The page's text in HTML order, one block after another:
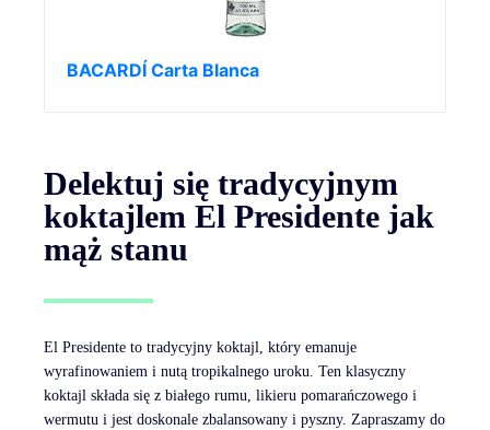
BACARDÍ Carta Blanca
Delektuj się tradycyjnym
koktajlem El Presidente jak
mąż stanu
El Presidente to tradycyjny koktajl, który emanuje
wyrafinowaniem i nutą tropikalnego uroku. Ten klasyczny
koktajl składa się z białego rumu, likieru pomarańczowego i
wermutu i jest doskonale zbalansowany i pyszny. Zapraszamy do